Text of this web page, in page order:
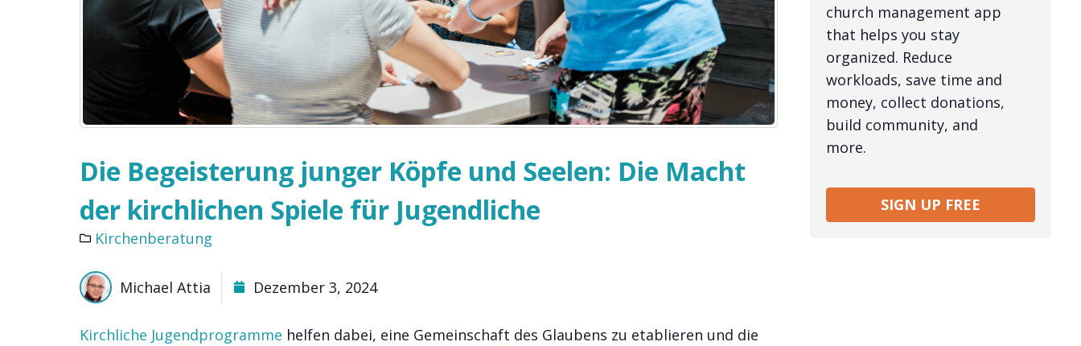
Die Begeisterung junger Köpfe und Seelen: Die Macht
der kirchlichen Spiele für Jugendliche
Kirchenberatung
Michael Attia Dezember 3, 2024
Kirchliche Jugendprogramme helfen dabei, eine Gemeinschaft des Glaubens zu etablieren und die
church management app
that helps you stay
organized. Reduce
workloads, save time and
money, collect donations,
build community, and
more.
SIGN UP FREE